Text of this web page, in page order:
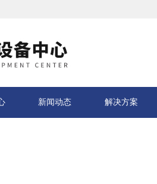
新闻动态 解决方案